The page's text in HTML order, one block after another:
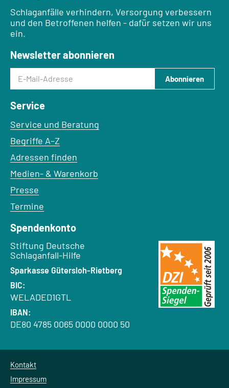
Schlaganfälle verhindern, Versorgung verbessern
und den Betroffenen helfen - dafür setzen wir uns
ein.
Newsletter abonnieren
E-Mail-Adresse
Abonnieren
Service
Service und Beratung
Begriffe A–Z
Adressen finden
Medien- & Warenkorb
Presse
Termine
Spendenkonto
Empfänger:
Stiftung Deutsche
Schlaganfall-Hilfe
Bank:
Sparkasse Gütersloh-Rietberg
BIC:
WELADED1GTL
IBAN:
DE80 4785 0065 0000 0000 50
Kontakt
Impressum